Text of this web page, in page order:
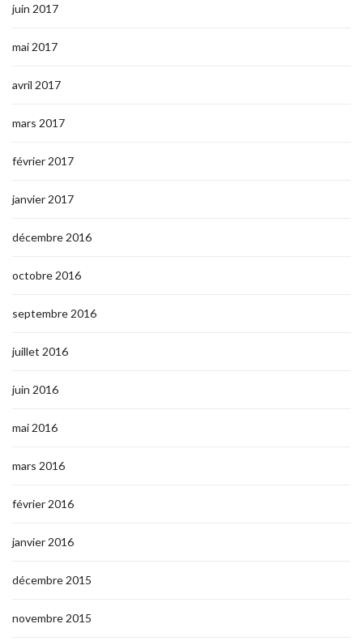
juin 2017
mai 2017
avril 2017
mars 2017
février 2017
janvier 2017
décembre 2016
octobre 2016
septembre 2016
juillet 2016
juin 2016
mai 2016
mars 2016
février 2016
janvier 2016
décembre 2015
novembre 2015